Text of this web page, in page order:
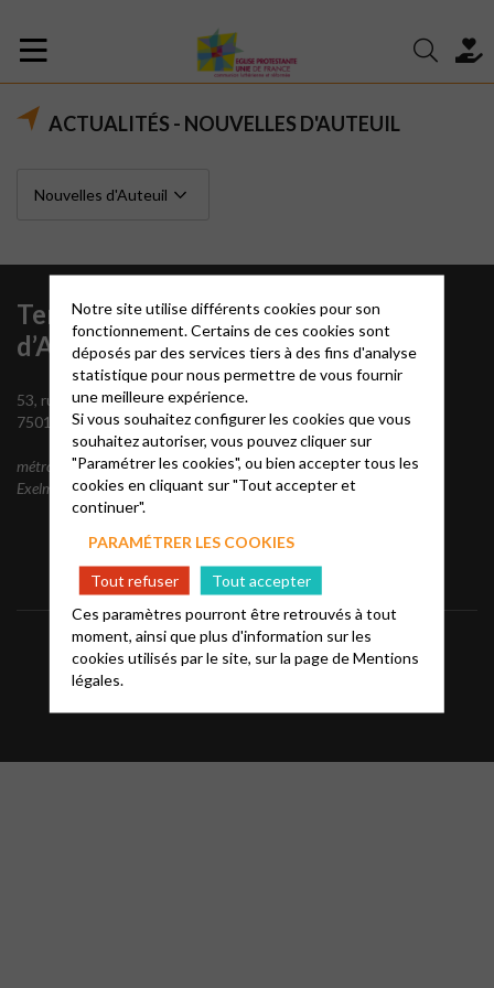
ACTUALITÉS - NOUVELLES D'AUTEUIL
Temple
d’Auteuil
53, rue Erlanger
75016 Paris
métros Michel-Ange Molitor et
Exelmans
Informations Mentions légales
Notre site utilise différents cookies pour son
fonctionnement. Certains de ces cookies sont
déposés par des services tiers à des fins d'analyse
statistique pour nous permettre de vous fournir
une meilleure expérience.
Si vous souhaitez configurer les cookies que vous
souhaitez autoriser, vous pouvez cliquer sur
"Paramétrer les cookies", ou bien accepter tous les
cookies en cliquant sur "Tout accepter et
continuer".
PARAMÉTRER LES COOKIES
Tout refuser
Tout accepter
Ces paramètres pourront être retrouvés à tout
moment, ainsi que plus d'information sur les
cookies utilisés par le site, sur la page deMentions
légales.